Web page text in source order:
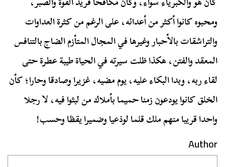
ومحبوه كانوا أكثر من أعدائه، على الرغم من كثرة العداوات
والتراشقات بالأحبار وغيرها في المجال المتأزم الضاج بالتنافس
المعقد والفتن، هكذا ظلت سيرته في الحياة طيبة عطرة حتى
لقاء ربه، وبدا البكاء عليه، يوم مضيه، غزيرا وصادقا وحارا؛ كأن
الخلق كانوا يودعون زمنا حميما بأملاك من لبثوا فيه، لا رجلا
واحدا قريبا منهم ملك قلما لوذعيا وضميرا يقظا وحسب!
Author